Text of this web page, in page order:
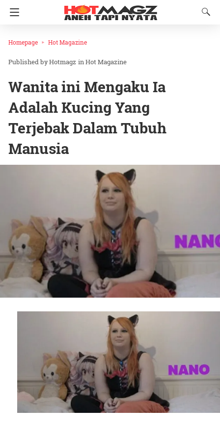
Homepage Hot Magazine
Hotmagz inHot Magazine
Wanita ini Mengaku Ia
Adalah Kucing Yang
Terjebak Dalam Tubuh
Manusia